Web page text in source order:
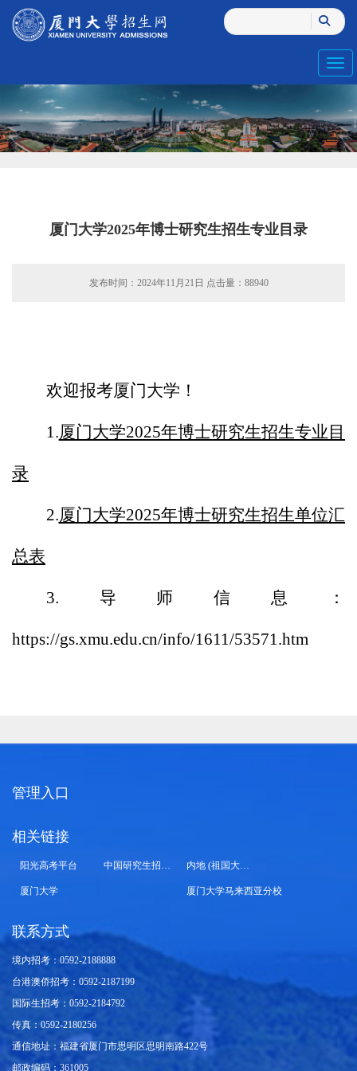
厦门大学2025年博士研究生招生专业目录
发布时间：2024年11月21日 点击量： 88940
欢迎报考厦门大学！
1.厦门大学2025年博士研究生招生专业目
录
2.厦门大学2025年博士研究生招生单位汇
总表
3.导师信息：
https://gs.xmu.edu.cn/info/1611/53571.htm
管理入口
相关链接
阳光高考平台
厦门大学 厦门大学马来西亚分校
联系方式
境内招考：0592-2188888
台港澳侨招考：0592-2187199
国际生招考：0592-2184792
传真：0592-2180256
通信地址：福建省厦门市思明区思明南路422号
邮政编码：361005